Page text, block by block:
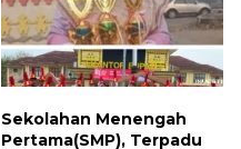
Sekolahan Menengah
Pertama(SMP), Terpadu